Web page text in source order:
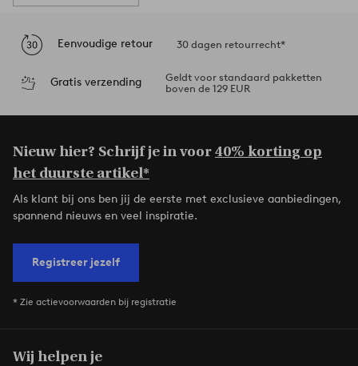
Eenvoudige retour 30 dagen retourrecht*
Gratis verzending
Geldt voor standaard pakketten
boven de 129 EUR
Nieuw hier? Schrijf je in voor40% korting op
het duurste artikel*
Als klant bij ons ben jij de eerste met exclusieve aanbiedingen,
spannend nieuws en veel inspiratie.
Registreer jezelf
* Zie actievoorwaarden bij registratie
Wij helpen je